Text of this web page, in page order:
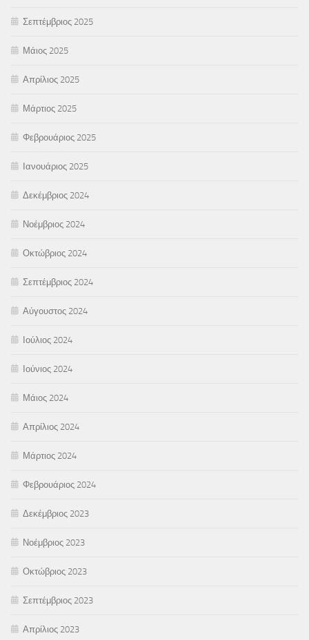
Σεπτέμβριος 2025
Μάιος 2025
Απρίλιος 2025
Μάρτιος 2025
Φεβρουάριος 2025
Ιανουάριος 2025
Δεκέμβριος 2024
Νοέμβριος 2024
Οκτώβριος 2024
Σεπτέμβριος 2024
Αύγουστος 2024
Ιούλιος 2024
Ιούνιος 2024
Μάιος 2024
Απρίλιος 2024
Μάρτιος 2024
Φεβρουάριος 2024
Δεκέμβριος 2023
Νοέμβριος 2023
Οκτώβριος 2023
Σεπτέμβριος 2023
Απρίλιος 2023